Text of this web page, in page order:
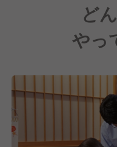
ど
やっ